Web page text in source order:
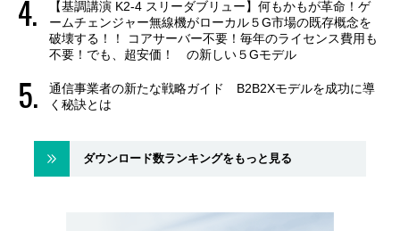
【基調講演 K2-4 スリーダブリュー】何もかもが革命！ゲ
ームチェンジャー無線機がローカル５G市場の既存概念を
破壊する！！ コアサーバー不要！毎年のライセンス費用も
不要！でも、超安価！ の新しい５Gモデル
通信事業者の新たな戦略ガイド B2B2Xモデルを成功に導
く秘訣とは
ダウンロード数ランキングをもっと見る